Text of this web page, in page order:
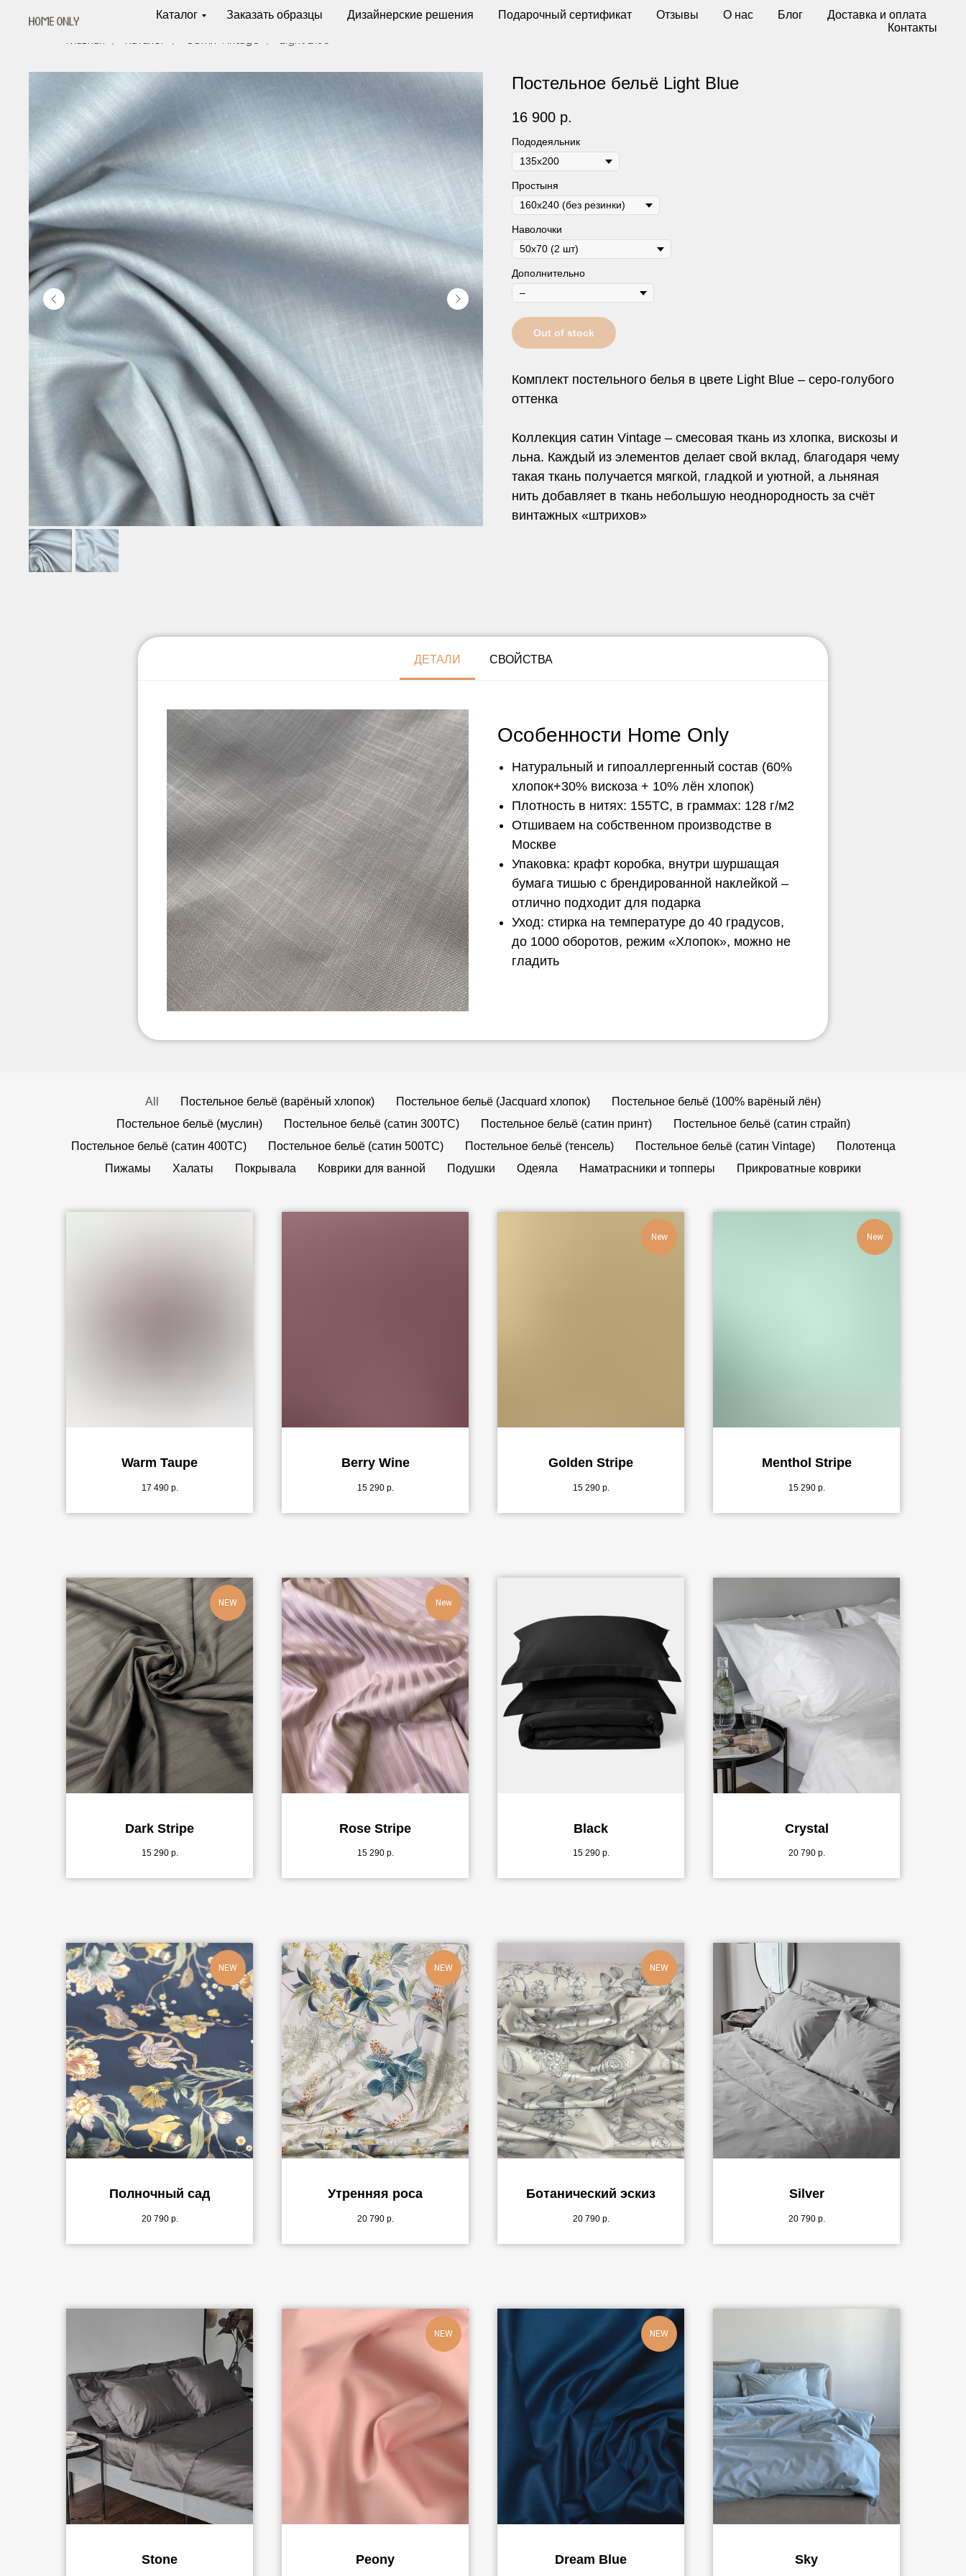
Каталог Заказать образцы Дизайнерские решения Подарочный сертификат Отзывы О нас Блог
Доставка и оплата
Контакты
/ / /
Постельное бельё Light Blue
16 900 р.
Пододеяльник
Простыня
Наволочки
Дополнительно
Out of stock
Комплект постельного белья в цвете Light Blue – серо-голубого
оттенка
Коллекция сатин Vintage – смесовая ткань из хлопка, вискозы и
льна. Каждый из элементов делает свой вклад, благодаря чему
такая ткань получается мягкой, гладкой и уютной, а льняная
нить добавляет в ткань небольшую неоднородность за счёт
винтажных «штрихов»
ДЕТАЛИ СВОЙСТВА
Особенности Home Only
Натуральный и гипоаллергенный состав (60%
хлопок+30% вискоза + 10% лён хлопок)
Плотность в нитях: 155ТС, в граммах: 128 г/м2
Отшиваем на собственном производстве в
Москве
Упаковка: крафт коробка, внутри шуршащая
бумага тишью с брендированной наклейкой –
отлично подходит для подарка
Уход: стирка на температуре до 40 градусов,
до 1000 оборотов, режим «Хлопок», можно не
гладить
All Постельное бельё (варёный хлопок) Постельное бельё (Jacquard хлопок)
Постельное бельё (100% варёный лён)
Постельное бельё (муслин)
Постельное бельё (сатин 300TC) Постельное бельё (сатин принт)
Постельное бельё (сатин страйп)
Постельное бельё (сатин 400TC)
Постельное бельё (сатин 500TC) Постельное бельё (тенсель) Постельное бельё (сатин Vintage)
Полотенца
Пижамы
Халаты Покрывала Коврики для ванной Подушки Одеяла Наматрасники и топперы Прикроватные коврики
Warm Taupe
17 490 р.
Berry Wine
15 290 р.
New
Golden Stripe
15 290 р.
New
Menthol Stripe
15 290 р.
NEW
Dark Stripe
15 290 р.
New
Rose Stripe
15 290 р.
Black
15 290 р.
Crystal
20 790 р.
NEW
Полночный сад
20 790 р.
NEW
Утренняя роса
20 790 р.
NEW
Ботанический эскиз
20 790 р.
Silver
20 790 р.
Stone
NEW
Peony
NEW
Dream Blue Sky